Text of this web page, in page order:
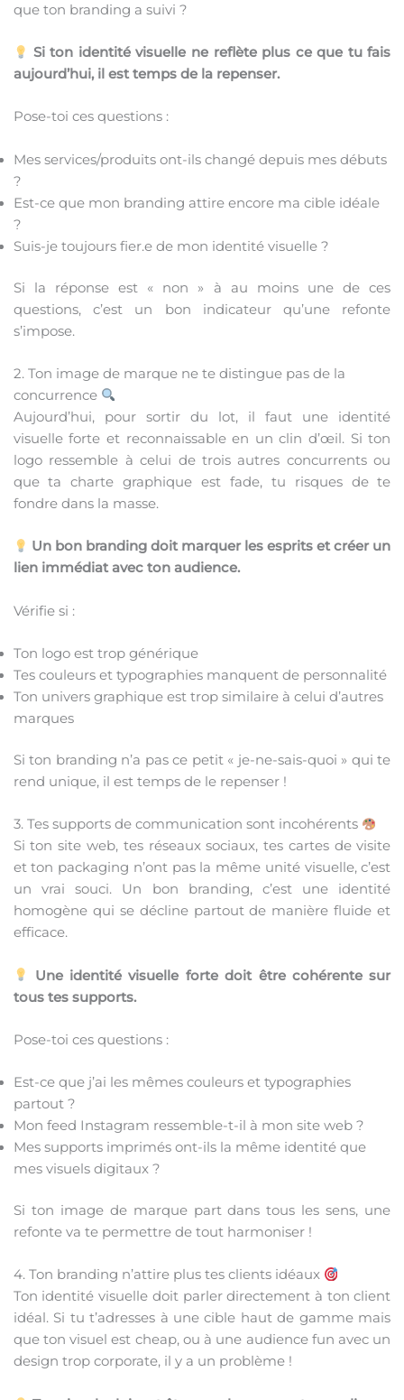
que ton branding a suivi ?
Si ton identité visuelle ne reflète plus ce que tu fais
aujourd’hui, il est temps de la repenser.
Pose-toi ces questions :
Mes services/produits ont-ils changé depuis mes débuts
?
Est-ce que mon branding attire encore ma cible idéale
?
Suis-je toujours fier.e de mon identité visuelle ?
Si la réponse est « non » à au moins une de ces
questions, c’est un bon indicateur qu’une refonte
s’impose.
2. Ton image de marque ne te distingue pas de la
concurrence
Aujourd’hui, pour sortir du lot, il faut une identité
visuelle forte et reconnaissable en un clin d’œil. Si ton
logo ressemble à celui de trois autres concurrents ou
que ta charte graphique est fade, tu risques de te
fondre dans la masse.
Un bon branding doit marquer les esprits et créer un
lien immédiat avec ton audience.
Vérifie si :
Ton logo est trop générique
Tes couleurs et typographies manquent de personnalité
Ton univers graphique est trop similaire à celui d’autres
marques
Si ton branding n’a pas ce petit « je-ne-sais-quoi » qui te
rend unique, il est temps de le repenser !
3. Tes supports de communication sont incohérents
Si ton site web, tes réseaux sociaux, tes cartes de visite
et ton packaging n’ont pas la même unité visuelle, c’est
un vrai souci. Un bon branding, c’est une identité
homogène qui se décline partout de manière fluide et
efficace.
Une identité visuelle forte doit être cohérente sur
tous tes supports.
Pose-toi ces questions :
Est-ce que j’ai les mêmes couleurs et typographies
partout ?
Mon feed Instagram ressemble-t-il à mon site web ?
Mes supports imprimés ont-ils la même identité que
mes visuels digitaux ?
Si ton image de marque part dans tous les sens, une
refonte va te permettre de tout harmoniser !
4. Ton branding n’attire plus tes clients idéaux
Ton identité visuelle doit parler directement à ton client
idéal. Si tu t’adresses à une cible haut de gamme mais
que ton visuel est cheap, ou à une audience fun avec un
design trop corporate, il y a un problème !